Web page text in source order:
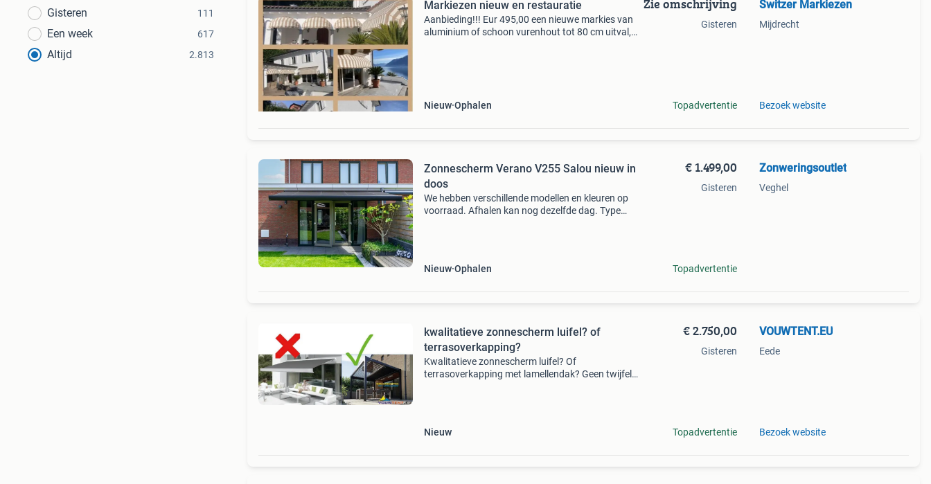
Gisteren 111
Een week 617
Altijd 2.813
Markiezen nieuw en restauratie
Aanbieding!!! Eur 495,00 een nieuwe markies van
aluminium of schoon vurenhout tot 80 cm uitval,
Nieuw Ophalen
Zie omschrijving
Gisteren
Topadvertentie
Switzer Markiezen
Mijdrecht
Bezoek website
Zonnescherm Verano V255 Salou nieuw in
doos
We hebben verschillende modellen en kleuren op
voorraad. Afhalen kan nog dezelfde dag. Type
Nieuw Ophalen
€ 1.499,00
Gisteren
Topadvertentie
Zonweringsoutlet
Veghel
kwalitatieve zonnescherm luifel? of
terrasoverkapping?
Kwalitatieve zonnescherm luifel? Of
terrasoverkapping met lamellendak? Geen twijfel
Nieuw
€ 2.750,00
Gisteren
Topadvertentie
VOUWTENT.EU
Eede
Bezoek website